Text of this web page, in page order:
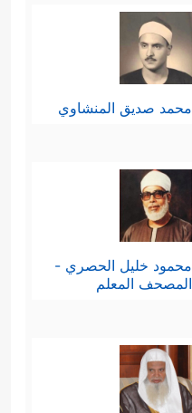
محمد صديق المنشاوي
محمود خليل الحصري -
المصحف المعلم